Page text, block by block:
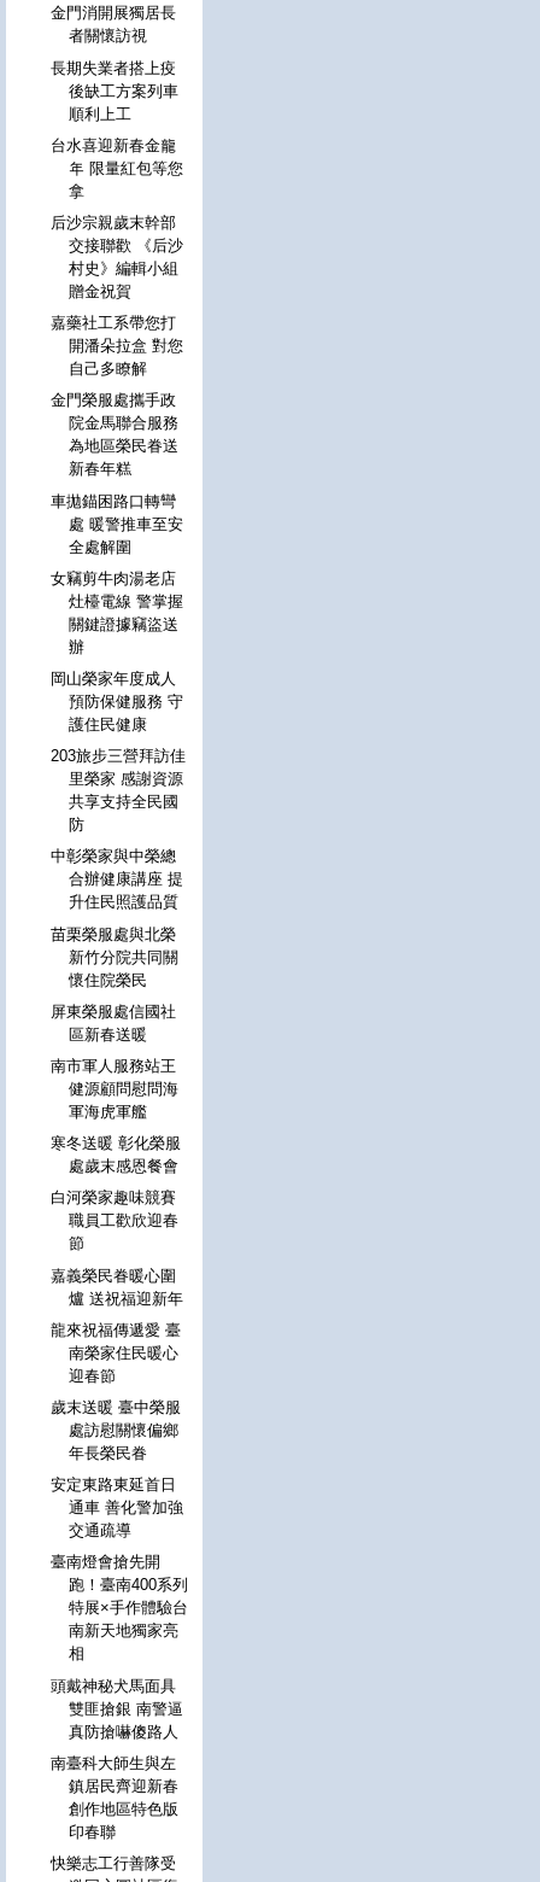
金門消開展獨居長
者關懷訪視
長期失業者搭上疫
後缺工方案列車
順利上工
台水喜迎新春金龍
年 限量紅包等您
拿
后沙宗親歲末幹部
交接聯歡 《后沙
村史》編輯小組
贈金祝賀
嘉藥社工系帶您打
開潘朵拉盒 對您
自己多瞭解
金門榮服處攜手政
院金馬聯合服務
為地區榮民眷送
新春年糕
車拋錨困路口轉彎
處 暖警推車至安
全處解圍
女竊剪牛肉湯老店
灶檯電線 警掌握
關鍵證據竊盜送
辦
岡山榮家年度成人
預防保健服務 守
護住民健康
203旅步三營拜訪佳
里榮家 感謝資源
共享支持全民國
防
中彰榮家與中榮總
合辦健康講座 提
升住民照護品質
苗栗榮服處與北榮
新竹分院共同關
懷住院榮民
屏東榮服處信國社
區新春送暖
南市軍人服務站王
健源顧問慰問海
軍海虎軍艦
寒冬送暖 彰化榮服
處歲末感恩餐會
白河榮家趣味競賽
職員工歡欣迎春
節
嘉義榮民眷暖心圍
爐 送祝福迎新年
龍來祝福傳遞愛 臺
南榮家住民暖心
迎春節
歲末送暖 臺中榮服
處訪慰關懷偏鄉
年長榮民眷
安定東路東延首日
通車 善化警加強
交通疏導
臺南燈會搶先開
跑！臺南400系列
特展×手作體驗台
南新天地獨家亮
相
頭戴神秘犬馬面具
雙匪搶銀 南警逼
真防搶嚇傻路人
南臺科大師生與左
鎮居民齊迎新春
創作地區特色版
印春聯
快樂志工行善隊受